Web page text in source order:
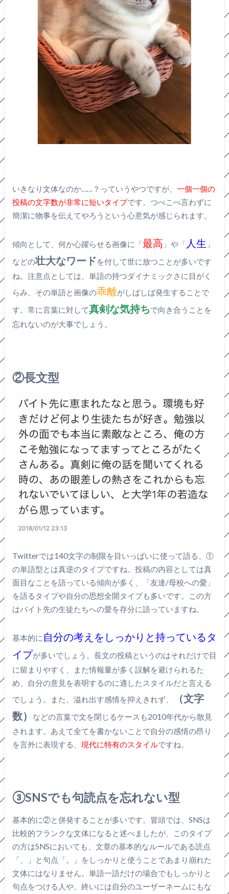
いきなり文体なのか……？っていうやつですが、 一個一個の
投稿の文字数が非常に短いタイプです。つべこべ言わずに
簡潔に物事を伝えてやろうという心意気が感じられます。
傾向として、何か心躍らせる画像に「最高 」や「 人生 」
などの壮大なワードを付して世に放つことが多いです
ね。注意点としては、単語の持つダイナミックさに目がく
らみ、その単語と画像の乖離がしばしば発生することで
す。常に言葉に対して真剣な気持ちで向き合うことを
忘れないのが大事でしょう。
②長文型
Twitterでは140文字の制限を目いっぱいに使って語る、①
の単語型とは真逆のタイプですね。投稿の内容としては真
面目なことを語っている傾向が多く、「友達/母校への愛」
を語るタイプや自分の思想全開タイプも多いです。この方
はバイト先の生徒たちへの愛を存分に語っていますね。
基本的に 自分の考えをしっかりと持っているタ
イプが多いでしょう。長文の投稿というのはそれだけで目
に留まりやすく、また情報量が多く誤解を避けられるた
め、自分の意見を表明するのに適したスタイルだと言える
でしょう。また、溢れ出す感情を抑えきれず、
（文字
数）
などの言葉で文を閉じるケースも2010年代から散見
されます。あえて全てを書かないことで自分の感情の昂り
を言外に表現する、 現代に特有のスタイルですね。
③SNSでも句読点を忘れない型
基本的に②と併発することが多いです。冒頭では、SNSは
比較的フランクな文体になると述べましたが、このタイプ
の方はSNSにおいても、文章の基本的なルールである読点
「、」と句点「。」をしっかりと使うことであまり崩れた
文体にはなりません。単語一語だけの場合でもしっかりと
句点をつける人や、終いには自分のユーザーネームにもな